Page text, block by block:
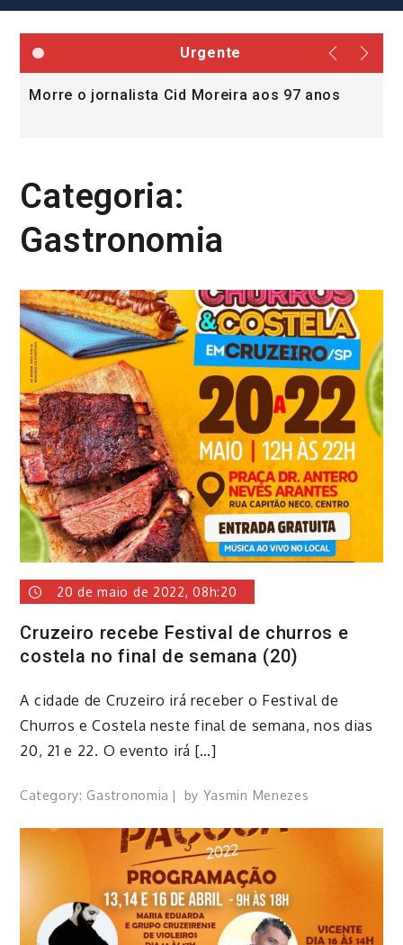
Urgente
Morre o jornalista Cid Moreira aos 97 anos
Categoria:
Gastronomia
20 de maio de 2022, 08h:20
Cruzeiro recebe Festival de churros e
costela no final de semana (20)
A cidade de Cruzeiro irá receber o Festival de
Churros e Costela neste final de semana, nos dias
20, 21 e 22. O evento irá […]
Category: Gastronomia by Yasmin Menezes